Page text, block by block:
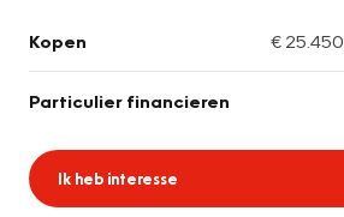
Kopen € 25.450
Particulier financieren
Ik heb interesse